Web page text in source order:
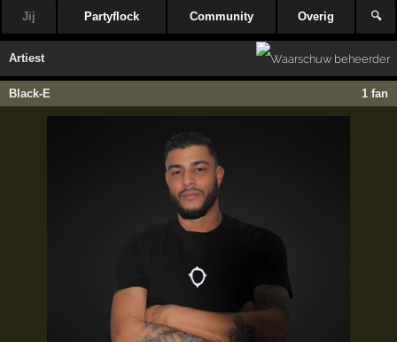
Jij Partyflock Community Overig 🔍
Artiest
Black-E 1 fan